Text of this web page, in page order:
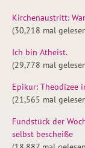
Kirchenaustritt:
(30,218 mal
Ich bin Atheist.
(29,778 mal
Epikur: Theodizee
(21,565 mal
Fundstück der
selbst bescheiße